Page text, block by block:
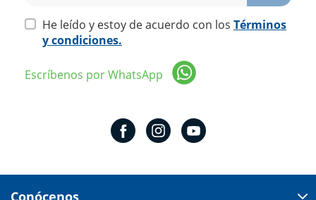
He leído y estoy de acuerdo con los Términos
y condiciones.
Escríbenos por WhatsApp
Conócenos